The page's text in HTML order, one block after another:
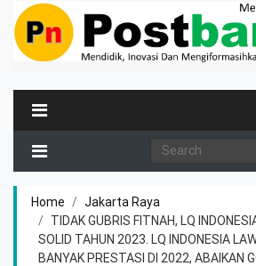
Home
Jakarta Raya
TIDAK GUBRIS FITNAH, LQ
SOLID TAHUN 2023. LQ INDONESIA
BANYAK PRESTASI DI 2022, ABAIKAN